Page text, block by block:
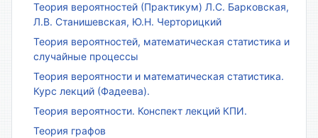
Теория вероятностей (Практикум) Л.С. Барковская,
Л.В. Станишевская, Ю.Н. Черторицкий
Теория вероятностей, математическая статистика и
случайные процессы
Теория вероятности и математическая статистика.
Курс лекций (Фадеева).
Теория вероятности. Конспект лекций КПИ.
Теория графов